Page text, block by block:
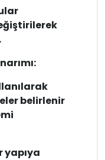
belirlenir
yapıya